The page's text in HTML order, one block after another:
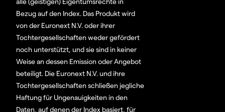
Bezug auf den Index. Das Produkt wird
von der Euronext N.V. oder ihrer
Tochtergesellschaften weder gefördert
noch unterstützt, und sie sind in keiner
Weise an dessen Emission oder Angebot
beteiligt. Die Euronext N.V. und ihre
Tochtergesellschaften schließen jegliche
Haftung für Ungenauigkeiten in den
Daten, auf denen der Index basiert, für